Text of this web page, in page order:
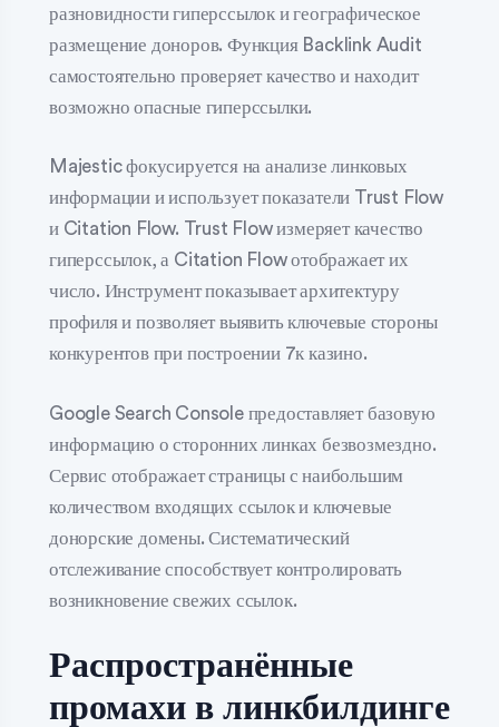
разновидности гиперссылок и географическое
размещение доноров. Функция Backlink Audit
самостоятельно проверяет качество и находит
возможно опасные гиперссылки.
Majestic фокусируется на анализе линковых
информации и использует показатели Trust Flow
и Citation Flow. Trust Flow измеряет качество
гиперссылок, а Citation Flow отображает их
число. Инструмент показывает архитектуру
профиля и позволяет выявить ключевые стороны
конкурентов при построении 7к казино.
Google Search Console предоставляет базовую
информацию о сторонних линках безвозмездно.
Сервис отображает страницы с наибольшим
количеством входящих ссылок и ключевые
донорские домены. Систематический
отслеживание способствует контролировать
возникновение свежих ссылок.
Распространённые
промахи в линкбилдинге